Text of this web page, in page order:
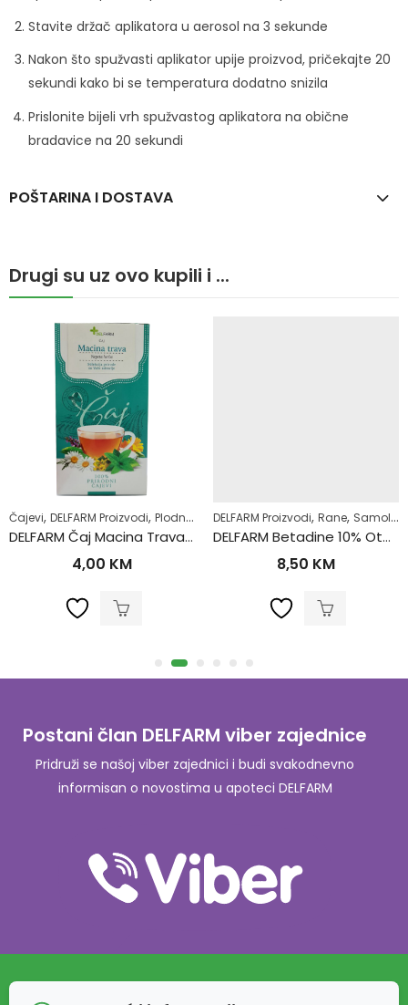
Stavite držač aplikatora u aerosol na 3 sekunde
Nakon što spužvasti aplikator upije proizvod, pričekajte 20
sekundi kako bi se temperatura dodatno snizila
Prislonite bijeli vrh spužvastog aplikatora na obične
bradavice na 20 sekundi
POŠTARINA I DOSTAVA
Drugi su uz ovo kupili i ...
tjelesne težine,Samoliječenje,Šećerna bolest-dijabetes,
Čajevi, DELFARM Proizvodi, Plodnost Samoliječenje,Zdrav život
DELFARM Čaj Macina Trava – Očajnica 50g
4,00 KM
DELFARM Proizvodi, Rane, Samoliječenje
DELFARM Betadine 10% Otopina 100ml
8,50 KM
Postani član DELFARM viber zajednice
Pridruži se našoj viber zajednici i budi svakodnevno
informisan o novostima u apoteci DELFARM